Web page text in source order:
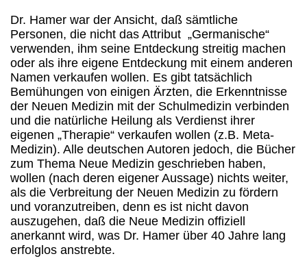
Dr. Hamer war der Ansicht, daß sämtliche
Personen, die nicht das Attribut „Germanische“
verwenden, ihm seine Entdeckung streitig machen
oder als ihre eigene Entdeckung mit einem anderen
Namen verkaufen wollen. Es gibt tatsächlich
Bemühungen von einigen Ärzten, die Erkenntnisse
der Neuen Medizin mit der Schulmedizin verbinden
und die natürliche Heilung als Verdienst ihrer
eigenen „Therapie“ verkaufen wollen (z.B. Meta-
Medizin). Alle deutschen Autoren jedoch, die Bücher
zum Thema Neue Medizin geschrieben haben,
wollen (nach deren eigener Aussage) nichts weiter,
als die Verbreitung der Neuen Medizin zu fördern
und voranzutreiben, denn es ist nicht davon
auszugehen, daß die Neue Medizin offiziell
anerkannt wird, was Dr. Hamer über 40 Jahre lang
erfolglos anstrebte.